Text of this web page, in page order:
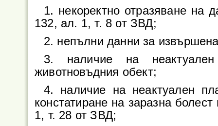
1. некоректно отразяване на
132, ал. 1, т. 8 от ЗВД;
2. непълни данни за
3. наличие на
животновъдния обект;
4. наличие на неактуален
констатиране на заразна
1, т. 28 от ЗВД;